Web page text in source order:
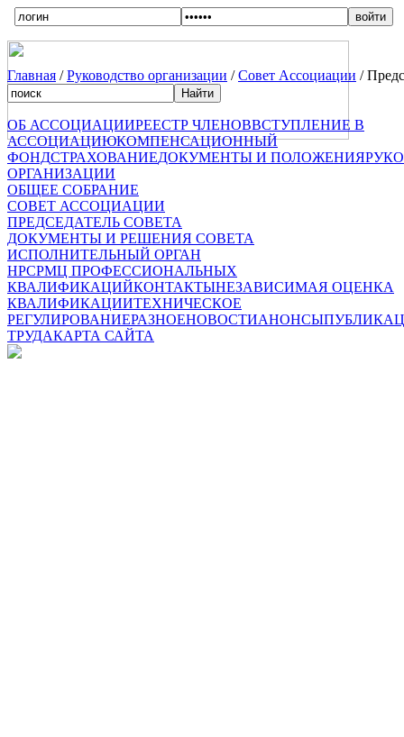
Главная /Руководство организации /Совет Ассоциации /
ОБ АССОЦИАЦИИРЕЕСТР ЧЛЕНОВВСТУПЛЕНИЕ В
АССОЦИАЦИЮКОМПЕНСАЦИОННЫЙ
ФОНДСТРАХОВАНИЕДОКУМЕНТЫ И ПОЛОЖЕНИЯ
ОРГАНИЗАЦИИ
ОБЩЕЕ СОБРАНИЕ
СОВЕТ АССОЦИАЦИИ
ПРЕДСЕДАТЕЛЬ СОВЕТА
ДОКУМЕНТЫ И РЕШЕНИЯ СОВЕТА
ИСПОЛНИТЕЛЬНЫЙ ОРГАН
НРСРМЦ ПРОФЕССИОНАЛЬНЫХ
КВАЛИФИКАЦИЙКОНТАКТЫНЕЗАВИСИМАЯ ОЦЕНКА
КВАЛИФИКАЦИИТЕХНИЧЕСКОЕ
РЕГУЛИРОВАНИЕРАЗНОЕНОВОСТИАНОНСЫ
ТРУДАКАРТА САЙТА